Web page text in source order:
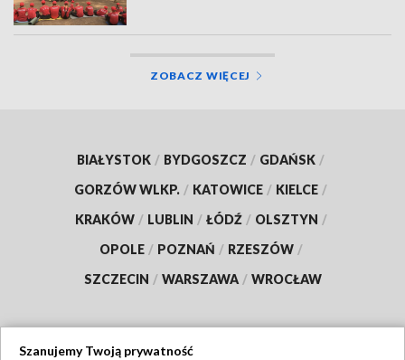
ZOBACZ WIĘCEJ
BIAŁYSTOK / BYDGOSZCZ / GDAŃSK /
GORZÓW WLKP. / KATOWICE / KIELCE /
KRAKÓW / LUBLIN / ŁÓDŹ / OLSZTYN /
OPOLE / POZNAŃ / RZESZÓW /
SZCZECIN / WARSZAWA / WROCŁAW
Szanujemy Twoją prywatność